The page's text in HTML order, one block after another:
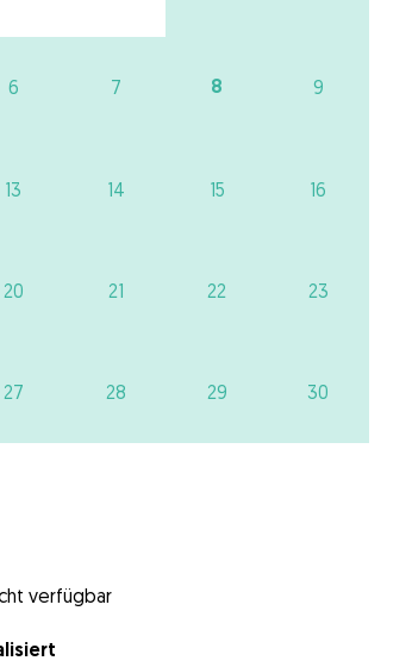
6 7 8 9
13 14 15 16
20 21 22 23
27 28 29 30
verfügbar